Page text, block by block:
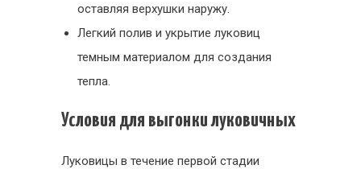
оставляя верхушки наружу.
Легкий полив и укрытие луковиц
темным материалом для создания
тепла.
Условия для выгонки луковичных
Луковицы в течение первой стадии